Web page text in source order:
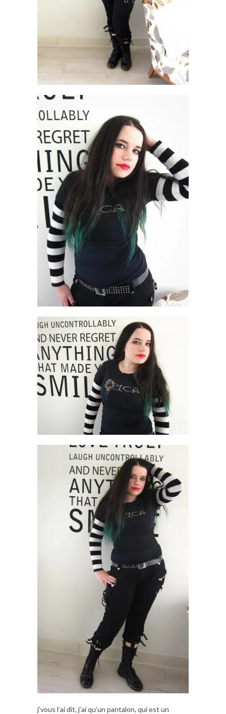
j’vous l’ai dit, j’ai qu’un pantalon, qui est un